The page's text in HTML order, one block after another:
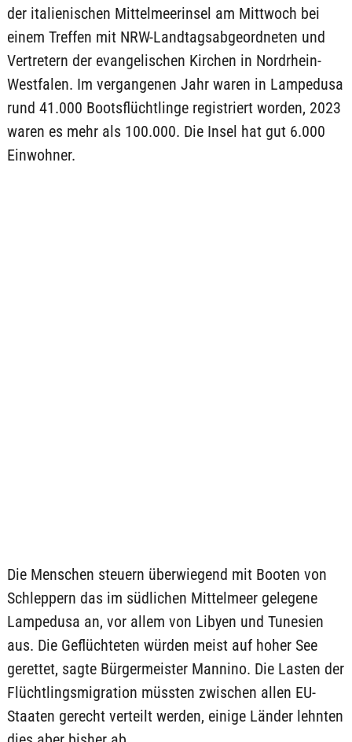
der italienischen Mittelmeerinsel am Mittwoch bei
einem Treffen mit NRW-Landtagsabgeordneten und
Vertretern der evangelischen Kirchen in Nordrhein-
Westfalen. Im vergangenen Jahr waren in Lampedusa
rund 41.000 Bootsflüchtlinge registriert worden, 2023
waren es mehr als 100.000. Die Insel hat gut 6.000
Einwohner.
Die Menschen steuern überwiegend mit Booten von
Schleppern das im südlichen Mittelmeer gelegene
Lampedusa an, vor allem von Libyen und Tunesien
aus. Die Geflüchteten würden meist auf hoher See
gerettet, sagte Bürgermeister Mannino. Die Lasten der
Flüchtlingsmigration müssten zwischen allen EU-
Staaten gerecht verteilt werden, einige Länder lehnten